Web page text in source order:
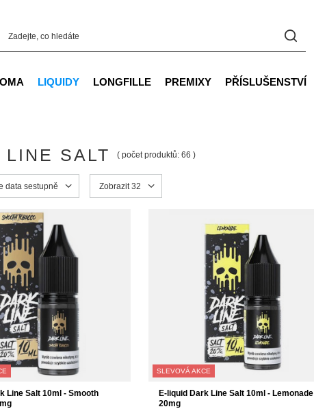
LIQUIDY LONGFILLE PREMIXY PŘÍSLUŠENSTVÍ
LINE SALT ( počet produktů: 66 )
data sestupně Zmień ilość wyświetlanych produktów
Zobrazit 32
Line Salt 10ml - Smooth
SLEVOVÁ AKCE
E-liquid Dark Line Salt 10ml - Lemonade
20mg